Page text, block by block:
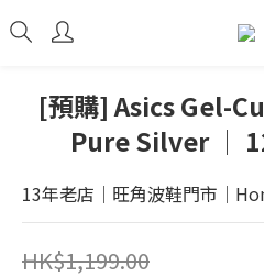
[預購] Asics Gel-
Pure Silver │
13年老店│旺角波鞋門市
HK$1,199.00